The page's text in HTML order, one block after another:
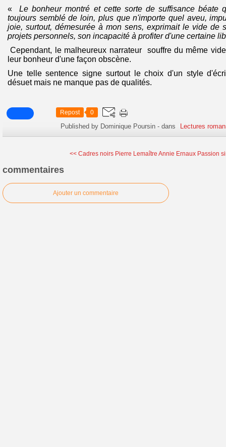
«Le bonheur montré et cette sorte de suffisance béate
toujours semblé de loin, plus que n'importe quel aveu,
joie, surtout, démesurée à mon sens, exprimait le vide de
projets personnels, son incapacité à profiter d'une certaine
Cependant, le malheureux narrateur souffre du même
leur bonheur d'une façon obscène.
Une telle sentence signe surtout le choix d'un style
désuet mais ne manque pas de qualités.
Repost 0
Published by Dominique Poursin -dans Lectures
<< Cadres noirs Pierre Lemaître Annie Ernaux Passion
commentaires
Ajouter un commentaire